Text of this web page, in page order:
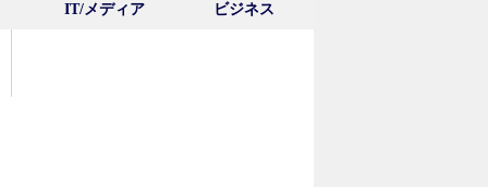
IT/メディア ビジネス